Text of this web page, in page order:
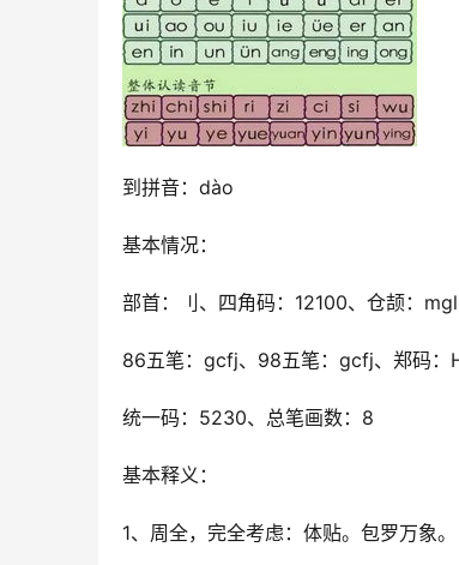
到拼音：dào
基本情况：
部首：刂、四角码：12100、仓颉：
86五笔：gcfj、98五笔：gcfj、郑码：
统一码：5230、总笔画数：8
基本释义：
1、周全，完全考虑：体贴。 包罗万象。